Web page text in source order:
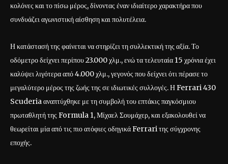
κολόνες και το πίσω μέρος, δίνοντας έναν ιδιαίτερο χαρακτήρα που
συνδυάζει αγωνιστική αίσθηση και πολυτέλεια.
Η κατάστασή της φαίνεται να στηρίζει τη συλλεκτική της αξία. Το
οδόμετρο δείχνει περίπου 23.000 χλμ., ενώ τα τελευταία 15 χρόνια έχει
καλύψει λιγότερα από 4.000 χλμ., γεγονός που δείχνει ότι πέρασε το
μεγαλύτερο μέρος της ζωής της σε ιδιωτικές συλλογές. Η Ferrari 430
Scuderia αναπτύχθηκε με τη συμβολή του επτάκις παγκόσμιου
πρωταθλητή της Formula 1, Μίχαελ Σουμάχερ, και εξακολουθεί να
θεωρείται μία από τις πιο ατόφιες οδηγικά Ferrari της σύγχρονης
εποχής.